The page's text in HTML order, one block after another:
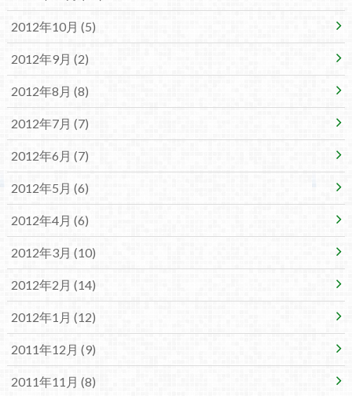
2012年10月 (5)
2012年9月 (2)
2012年8月 (8)
2012年7月 (7)
2012年6月 (7)
2012年5月 (6)
2012年4月 (6)
2012年3月 (10)
2012年2月 (14)
2012年1月 (12)
2011年12月 (9)
2011年11月 (8)